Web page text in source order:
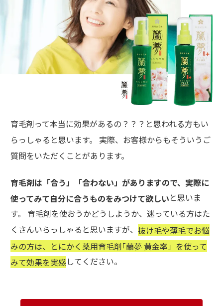
育毛剤って本当に効果があるの？？？と思われる方もい
らっしゃると思います。 実際、お客様からもそういうご
質問をいただくことがあります。
育毛剤は「合う」「合わない」がありますので、実際に
使ってみて自分に合うものをみつけて欲しいと思いま
す。 育毛剤を使おうかどうしようか、迷っている方はた
くさんいらっしゃると思いますが、 抜け毛や薄毛でお悩
みの方は、とにかく薬用育毛剤｢蘭夢 黄金率」を使って
みて効果を実感してください。